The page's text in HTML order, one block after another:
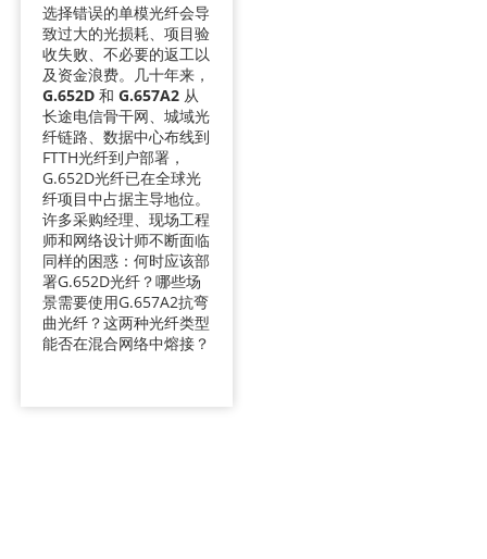
选择错误的单模光纤会导
致过大的光损耗、项目验
收失败、不必要的返工以
及资金浪费。几十年来，
G.652D和 G.657A2从
长途电信骨干网、城域光
纤链路、数据中心布线到
FTTH光纤到户部署，
G.652D光纤已在全球光
纤项目中占据主导地位。
许多采购经理、现场工程
师和网络设计师不断面临
同样的困惑：何时应该部
署G.652D光纤？哪些场
景需要使用G.657A2抗弯
曲光纤？这两种光纤类型
能否在混合网络中熔接？